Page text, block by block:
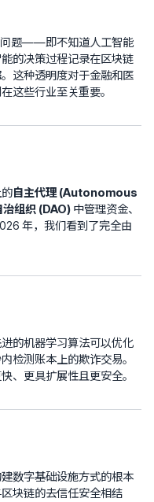
问题——即不知道人工智能
的决策过程记录在区块链
。这种透明度对于金融和医
这些行业至关重要。
自主代理 (Autonomous
治组织 (DAO) 中管理资金、
年，我们看到了完全由
的机器学习算法可以优化
检测账本上的欺诈交易。
、更具扩展性且更安全。
数字基础设施方式的根本
块链的去信任安全相结